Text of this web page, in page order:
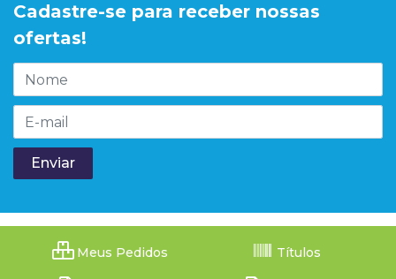
Cadastre-se para receber nossas
ofertas!
Meus Pedidos Títulos